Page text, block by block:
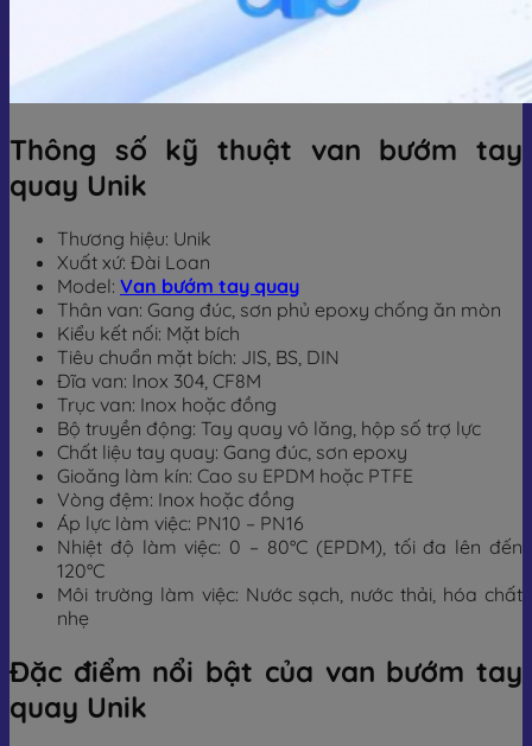
Thông số kỹ thuật van bướm tay
quay Unik
Thương hiệu: Unik
Xuất xứ: Đài Loan
Model: Van bướm tay quay
Thân van: Gang đúc, sơn phủ epoxy chống ăn mòn
Kiểu kết nối: Mặt bích
Tiêu chuẩn mặt bích: JIS, BS, DIN
Đĩa van: Inox 304, CF8M
Trục van: Inox hoặc đồng
Bộ truyền động: Tay quay vô lăng, hộp số trợ lực
Chất liệu tay quay: Gang đúc, sơn epoxy
Gioăng làm kín: Cao su EPDM hoặc PTFE
Vòng đệm: Inox hoặc đồng
Áp lực làm việc: PN10 – PN16
Nhiệt độ làm việc: 0 – 80°C (EPDM), tối đa lên đến
120°C
Môi trường làm việc: Nước sạch, nước thải, hóa chất
nhẹ
Đặc điểm nổi bật của van bướm tay
quay Unik